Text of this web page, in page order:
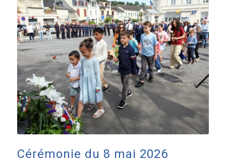
Cérémonie du 8 mai 2026